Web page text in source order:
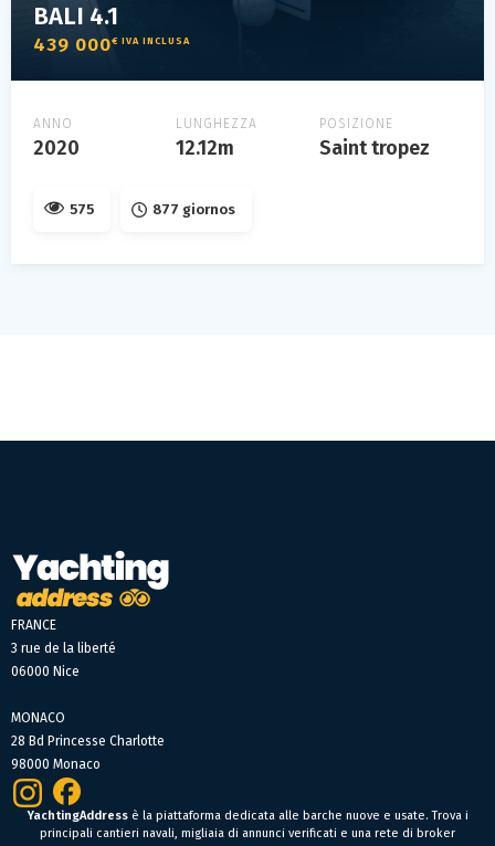
BALI 4.1
439 000€ IVA INCLUSA
ANNO
2020
LUNGHEZZA
12.12m
POSIZIONE
Saint tropez
575 877 giornos
FRANCE
3 rue de la liberté
06000 Nice
MONACO
28 Bd Princesse Charlotte
98000 Monaco
YachtingAddressè la piattaforma dedicata alle barche nuove e usate. Trova i
principali cantieri navali, migliaia di annunci verificati e una rete di broker